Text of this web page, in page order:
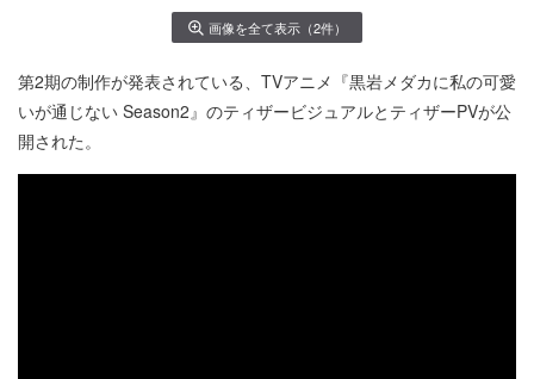
画像を全て表示（2件）
第2期の制作が発表されている、TVアニメ『黒岩メダカに私の可愛
いが通じない Season2』のティザービジュアルとティザーPVが公
開された。